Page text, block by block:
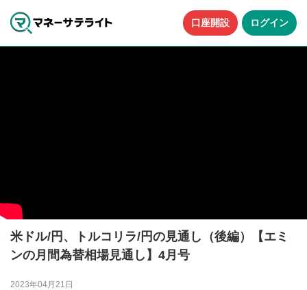
口座開設 ログイン
米ドル/円、トルコリラ/円の見通し（後編）【エミ
ンの月間為替相場見通し】4月号
2023年04月21日